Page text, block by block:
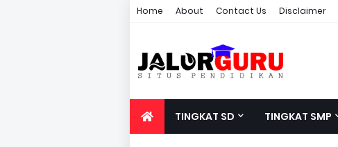
Home About Contact Us Disclaimer
TINGKAT SD TINGKAT SMP